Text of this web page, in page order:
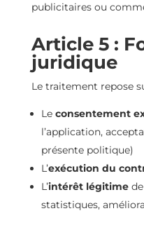
publicitaires ou
Article 5 :
juridique
Le traitement repose
Le consentement
l’application,
présente politique)
L’exécution du
L’intérêt légitimede
statistiques,